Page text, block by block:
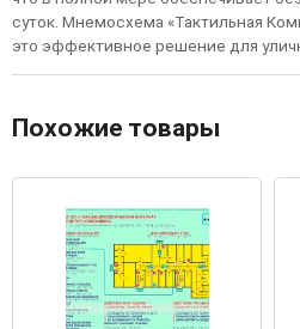
суток. Мнемосхема «Тактильная
это эффективное решение для
Похожие товары